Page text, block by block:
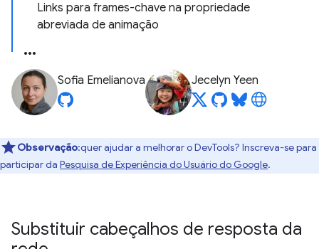
Links para frames-chave na propriedade
abreviada de animação
Sofia Emelianova Jecelyn Yeen
Observação:quer ajudar a melhorar o DevTools? Inscreva-se para
participar da Pesquisa de Experiência do Usuário do Google.
Substituir cabeçalhos de resposta da